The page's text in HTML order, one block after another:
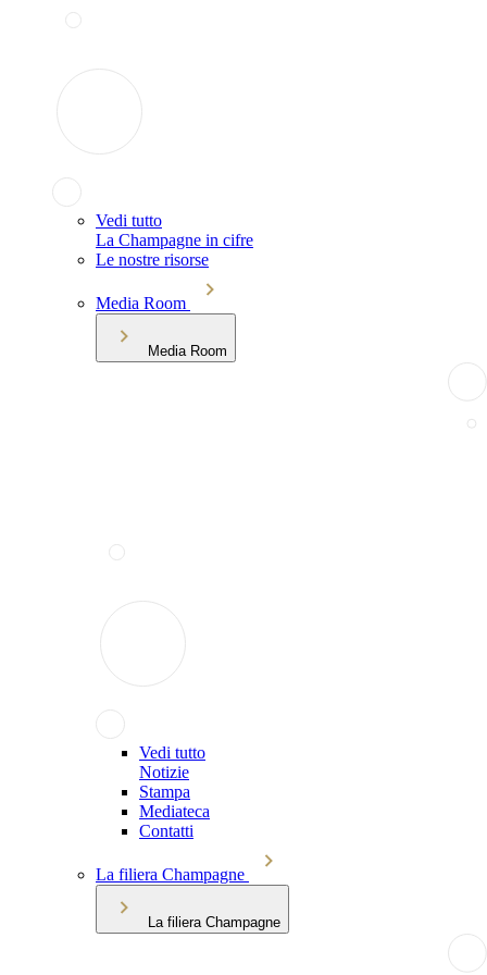
Vedi tutto
La Champagne in cifre
Le nostre risorse
Media Room
Media Room
Vedi tutto
Notizie
Stampa
Mediateca
Contatti
La filiera Champagne
La filiera Champagne